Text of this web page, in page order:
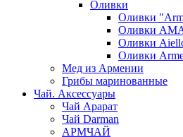
Оливки
Оливки
Оливки
Оливки
Оливки
Мед из Армении
Грибы маринованные
Чай. Аксессуары
Чай Арарат
Чай Darman
АРМЧАЙ